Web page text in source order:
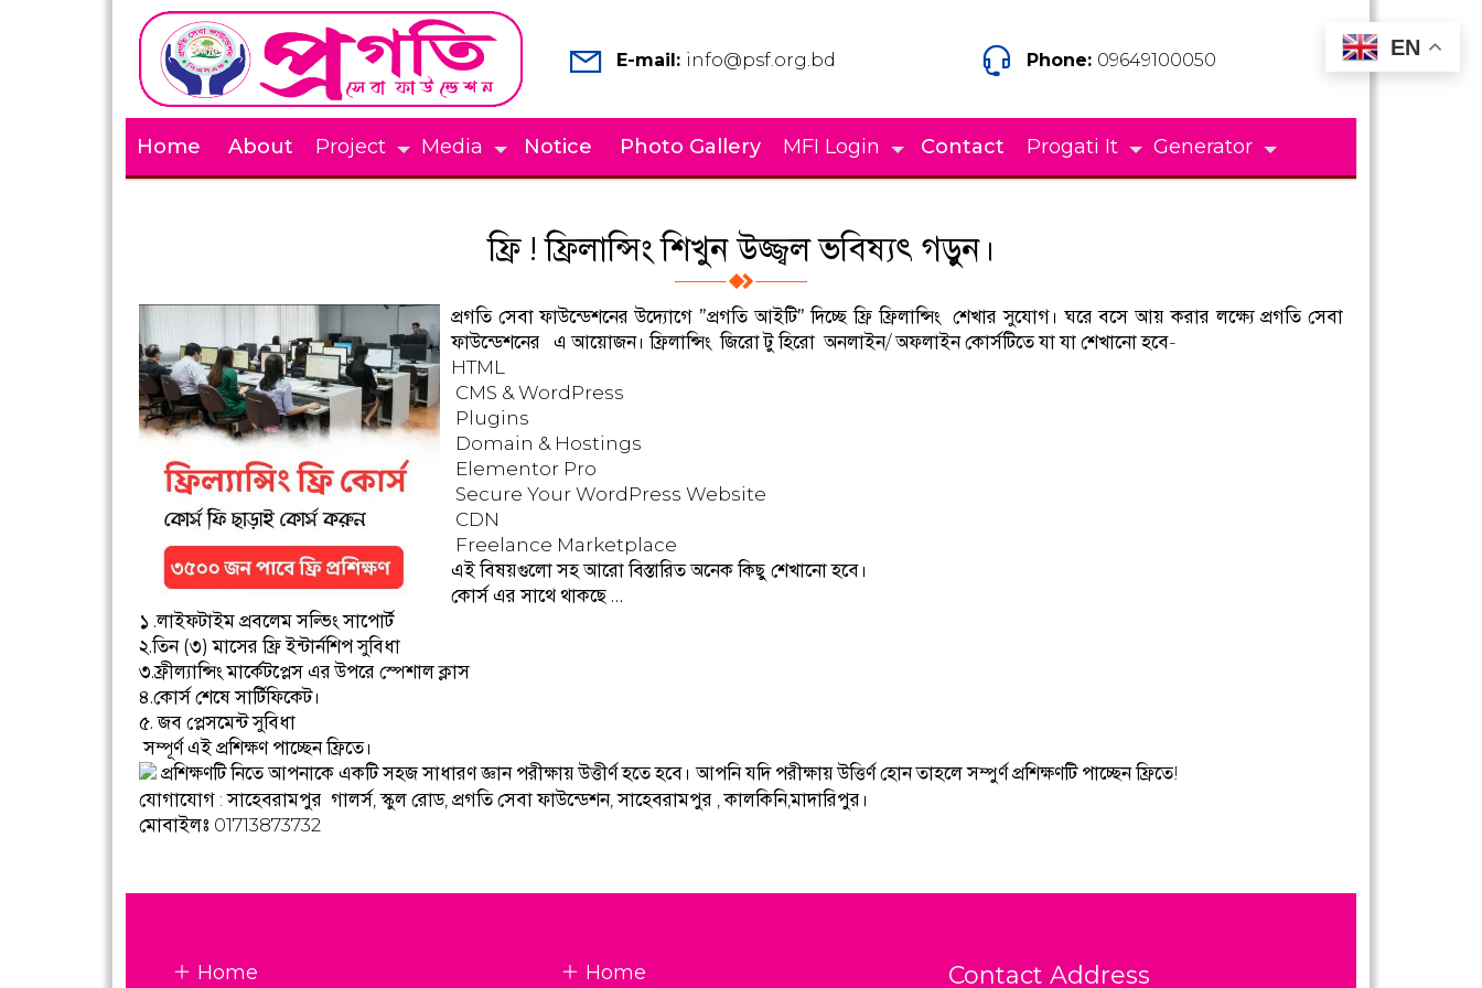
E-mail: info@psf.org.bd Phone: 09649100050
Home About Project Media Notice Photo Gallery MFI Login Contact Progati It Generator
ফ্রি ! ফ্রিলান্সিং শিখুন উজ্জ্বল ভবিষ্যৎ গড়ুন।
প্রগতি সেবা ফাউন্ডেশনের উদ্যোগে ”প্রগতি আইটি” দিচ্ছে ফ্রি ফ্রিলান্সিং শেখার সুযোগ। ঘরে বসে আয় করার লক্ষ্যে প্রগতি সেবা
ফাউন্ডেশনের এ আয়োজন।ফ্রিলান্সিং জিরো টু হিরো অনলাইন/ অফলাইন কোর্সটিতে যা যা শেখানো হবে-
HTML
CMS & WordPress
Plugins
Domain & Hostings
Elementor Pro
Secure Your WordPress Website
CDN
Freelance Marketplace
এই বিষয়গুলো সহ আরো বিস্তারিত অনেক কিছু শেখানো হবে।
কোর্স এর সাথে থাকছে …
১ .লাইফটাইম প্রবলেম সল্ভিং সাপোর্ট
২.তিন (৩) মাসের ফ্রি ইন্টার্নশিপ সুবিধা
৩.ফ্রীল্যান্সিং মার্কেটপ্লেস এর উপরে স্পেশাল ক্লাস
৪.কোর্স শেষে সার্টিফিকেট।
৫. জব প্লেসমেন্ট সুবিধা
সম্পূর্ণ এই প্রশিক্ষণ পাচ্ছেন ফ্রিতে।
প্রশিক্ষণটি নিতে আপনাকে একটি সহজ সাধারণ জ্ঞান পরীক্ষায় উত্তীর্ণ হতে হবে। আপনি যদি পরীক্ষায় উত্তির্ণ হোন তাহলে সম্পুর্ণ প্রশিক্ষণটি পাচ্ছেন ফ্রিতে!
যোগাযোগ : সাহেবরামপুর গালর্স, স্কুল রোড, প্রগতি সেবা ফাউন্ডেশন, সাহেবরামপুর , কালকিনি,মাদারিপুর।
মোবাইলঃ 01713873732
Home Home Contact Address
EN